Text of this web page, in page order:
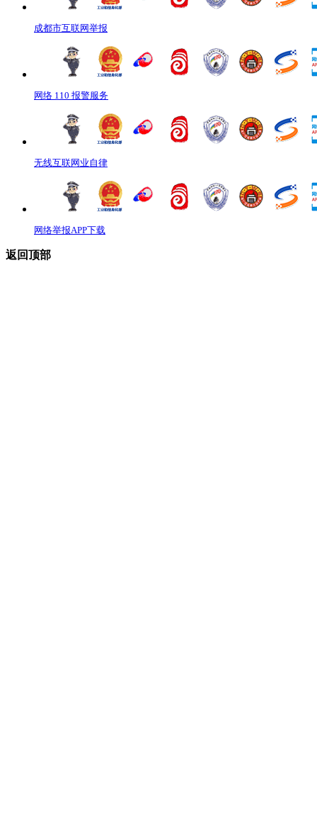
成都市互联网举报
网络 110 报警服务
无线互联网业自律
网络举报APP下载
返回顶部